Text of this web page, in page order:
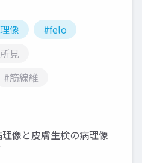
像
#felo
見
#筋線維
像と皮膚生検の病理像